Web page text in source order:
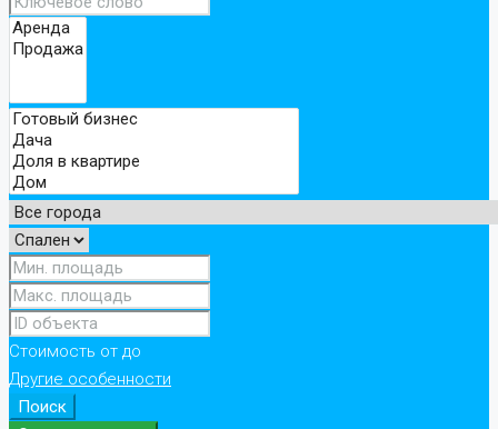
Стоимость от до
Другие особенности
Поиск